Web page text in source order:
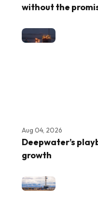
without the
Aug 04, 2026
Deepwater’s
growth